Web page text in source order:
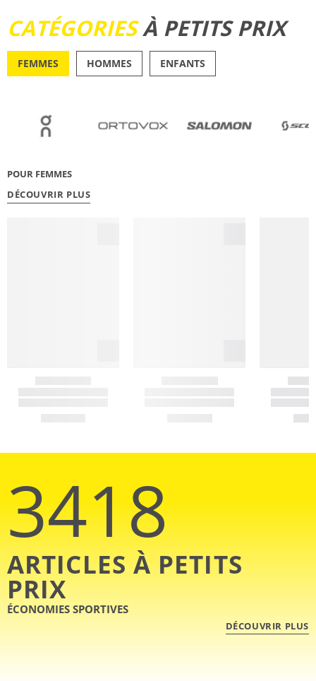
CATÉGORIESÀ PETITS PRIX
FEMMES HOMMES ENFANTS
POUR FEMMES
DÉCOUVRIR PLUS
3418
ARTICLES À PETITS
PRIX
ÉCONOMIES SPORTIVES
DÉCOUVRIR PLUS